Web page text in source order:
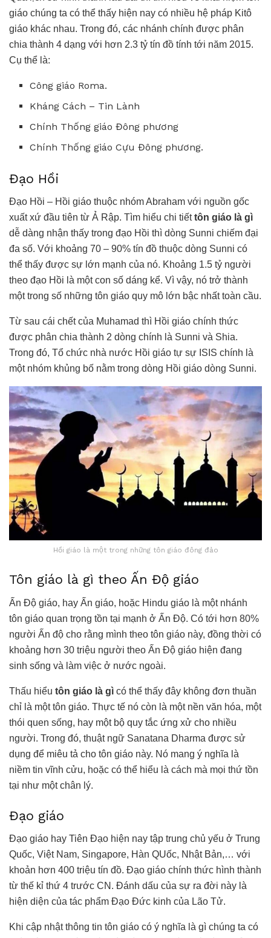
giáo chúng ta có thể thấy hiện nay có nhiều hệ pháp Kitô
giáo khác nhau. Trong đó, các nhánh chính được phân
chia thành 4 dạng với hơn 2.3 tỷ tín đồ tính tới năm 2015.
Cụ thể là:
Công giáo Roma.
Kháng Cách – Tin Lành
Chính Thống giáo Đông phương
Chính Thống giáo Cựu Đông phương.
Đạo Hồi
Đạo Hồi – Hồi giáo thuộc nhóm Abraham với nguồn gốc
xuất xứ đầu tiên từ Ả Rập. Tìm hiểu chi tiếttôn giáo là gì
dễ dàng nhận thấy trong đạo Hồi thì dòng Sunni chiếm đại
đa số. Với khoảng 70 – 90% tín đồ thuộc dòng Sunni có
thể thấy được sự lớn mạnh của nó. Khoảng 1.5 tỷ người
theo đạo Hồi là một con số dáng kể. Vì vậy, nó trở thành
một trong số những tôn giáo quy mô lớn bậc nhất toàn cầu.
Từ sau cái chết của Muhamad thì Hồi giáo chính thức
được phân chia thành 2 dòng chính là Sunni và Shia.
Trong đó, Tổ chức nhà nước Hồi giáo tự sự ISIS chính là
một nhóm khủng bố nằm trong dòng Hồi giáo dòng Sunni.
Hồi giáo là một trong những tôn giáo đông đảo
Tôn giáo là gì theo Ấn Độ giáo
Ấn Độ giáo, hay Ấn giáo, hoặc Hindu giáo là một nhánh
tôn giáo quan trọng tồn tại mạnh ở Ấn Độ. Có tới hơn 80%
người Ấn độ cho rằng mình theo tôn giáo này, đồng thời có
khoảng hơn 30 triệu người theo Ấn Độ giáo hiện đang
sinh sống và làm việc ở nước ngoài.
Thấu hiểu tôn giáo là gì có thể thấy đây không đơn thuần
chỉ là một tôn giáo. Thực tế nó còn là một nền văn hóa, một
thói quen sống, hay một bộ quy tắc ứng xử cho nhiều
người. Trong đó, thuật ngữ Sanatana Dharma được sử
dụng để miêu tả cho tôn giáo này. Nó mang ý nghĩa là
niềm tin vĩnh cửu, hoặc có thể hiểu là cách mà mọi thứ tồn
tại như một chân lý.
Đạo giáo
Đạo giáo hay Tiên Đạo hiện nay tập trung chủ yếu ở Trung
Quốc, Việt Nam, Singapore, Hàn QUốc, Nhật Bản,… với
khoản hơn 400 triệu tín đồ. Đạo giáo chính thức hình thành
từ thế kỉ thứ 4 trước CN. Đánh dấu của sự ra đời này là
hiện diện của tác phẩm Đạo Đức kinh của Lão Tử.
Khi cập nhật thông tin tôn giáo có ý nghĩa là gì chúng ta có